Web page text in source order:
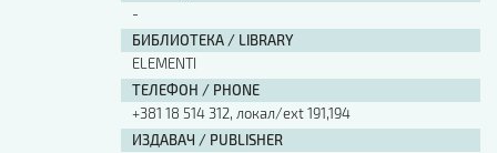
-
БИБЛИОТЕКА / LIBRARY
ELEMENTI
ТЕЛЕФОН / PHONE
+381 18 514 312, локал/ext 191,194
ИЗДАВАЧ / PUBLISHER